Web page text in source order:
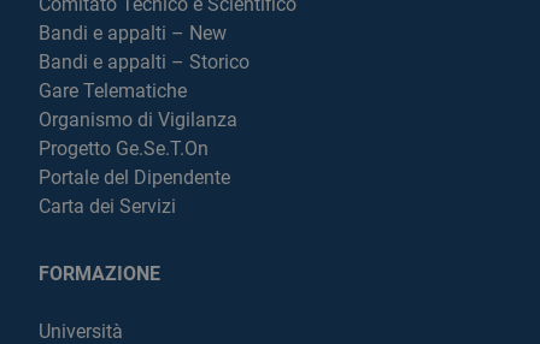
Bandi e appalti – New
Bandi e appalti – Storico
Gare Telematiche
Organismo di Vigilanza
Progetto Ge.Se.T.On
Portale del Dipendente
Carta dei Servizi
FORMAZIONE
Università